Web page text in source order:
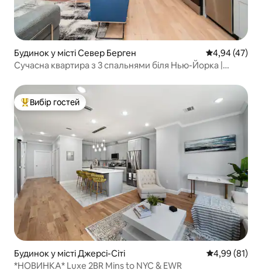
Будинок у місті Север Берген Середня
4,94 (47)
Сучасна квартира з 3 спальнями біля Нью-Йорка |
Топ вибір гостей
Вибір гостей
Будинок у місті Джерсі-Сіті Середня
4,99 (81)
*НОВИНКА* Luxe 2BR Mins to NYC & EWR